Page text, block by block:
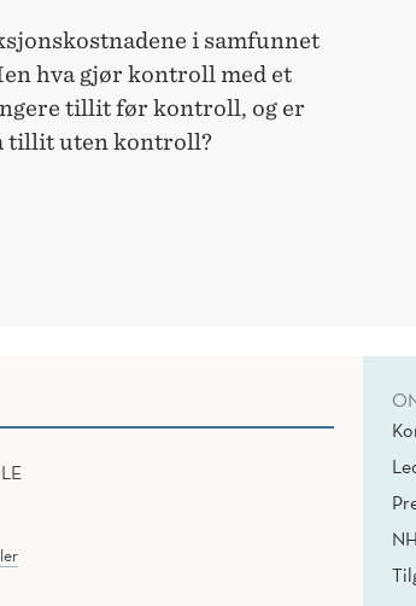
i samfunnet
hva gjør kontroll med et
tillit før kontroll, og er
tillit uten kontroll?